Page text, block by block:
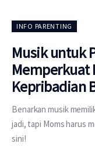
INFO PARENTING
Musik untuk
Memperkuat
Kepribadian
Benarkan musik
jadi, tapi Moms harus
sini!